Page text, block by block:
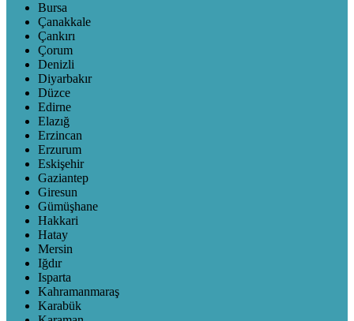
Bursa
Çanakkale
Çankırı
Çorum
Denizli
Diyarbakır
Düzce
Edirne
Elazığ
Erzincan
Erzurum
Eskişehir
Gaziantep
Giresun
Gümüşhane
Hakkari
Hatay
Mersin
Iğdır
Isparta
Kahramanmaraş
Karabük